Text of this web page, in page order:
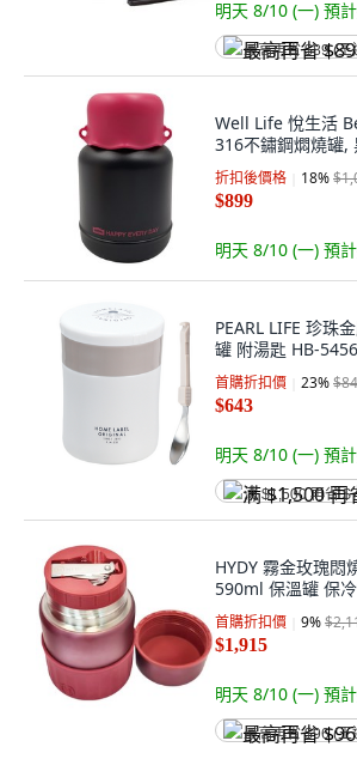
明天 8/10 (一) 預
最高再省 $89 (王
Well Life 悅生活
316不鏽鋼燜燒罐,
折扣後價格 18%
$899
明天 8/10 (一) 預
PEARL LIFE 珍珠
罐 附湯匙 HB-
首購折扣價 23%
$643
明天 8/10 (一) 預
满 $1,500 再省
HYDY 霧金玫瑰悶
590ml 保溫罐 保
首購折扣價 9%
$1,915
明天 8/10 (一) 預
最高再省 $96 (王